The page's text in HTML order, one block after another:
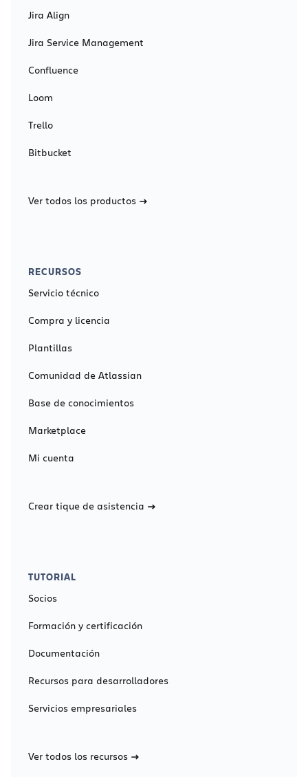
Jira Align
Jira Service Management
Confluence
Loom
Trello
Bitbucket
Ver todos los productos
RECURSOS
Servicio técnico
Compra y licencia
Plantillas
Comunidad de Atlassian
Base de conocimientos
Marketplace
Mi cuenta
Crear tique de asistencia
TUTORIAL
Socios
Formación y certificación
Documentación
Recursos para desarrolladores
Servicios empresariales
Ver todos los recursos